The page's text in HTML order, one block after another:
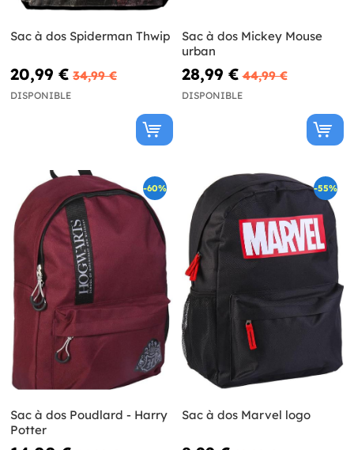
Sac à dos Spiderman Thwip
20,99 € 34,99 €
DISPONIBLE
Sac à dos Mickey Mouse
urban
28,99 € 44,99 €
DISPONIBLE
-60%
Sac à dos Poudlard - Harry
Potter
-55%
Sac à dos Marvel logo